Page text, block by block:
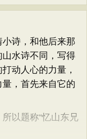
诗，和他后来那
水诗不同，写得
动人心的力量，
，首先来自它的
以题称“忆山东兄